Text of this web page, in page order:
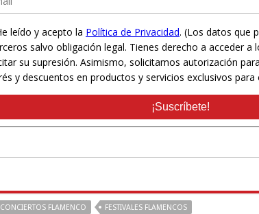
CONCIERTOS FLAMENCO FESTIVALES FLAMENCOS